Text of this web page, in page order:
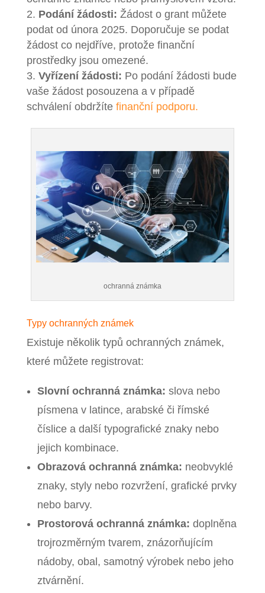
Podání žádosti: Žádost o grant můžete
podat od února 2025. Doporučuje se podat
žádost co nejdříve, protože finanční
prostředky jsou omezené.
Vyřízení žádosti: Po podání žádosti bude
vaše žádost posouzena a v případě
schválení obdržíte finanční podporu.
ochranná známka
Typy ochranných známek
Existuje několik typů ochranných známek,
které můžete registrovat:
Slovní ochranná známka: slova nebo
písmena v latince, arabské či římské
číslice a další typografické znaky nebo
jejich kombinace.
Obrazová ochranná známka: neobvyklé
znaky, styly nebo rozvržení, grafické prvky
nebo barvy.
Prostorová ochranná známka: doplněna
trojrozměrným tvarem, znázorňujícím
nádoby, obal, samotný výrobek nebo jeho
ztvárnění.